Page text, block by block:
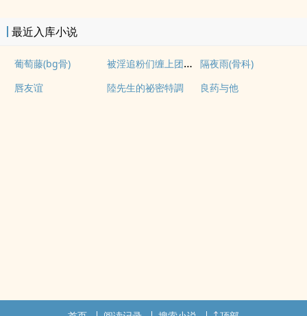
最近入库小说
葡萄藤(bg骨) 被淫追粉们缠上团播女主播(露出NPH)
隔夜雨(骨科)
唇友谊
陸先生的祕密特調 良药与他